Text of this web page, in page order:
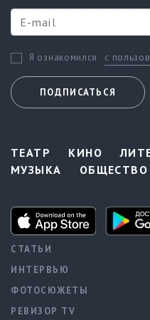
Я ознакомился с
ПОДПИСАТЬСЯ
ТЕАТР КИНО
МУЗЫКА
ОБЩЕСТВО
СТАТЬИ
ИНТЕРВЬЮ
ФОТОСЮЖЕТЫ
РЕВИЗОР TV